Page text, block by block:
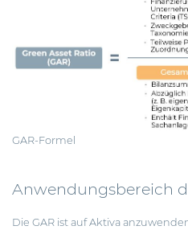
GAR-Formel
Anwendungsbereich
Die GAR ist auf Aktiva